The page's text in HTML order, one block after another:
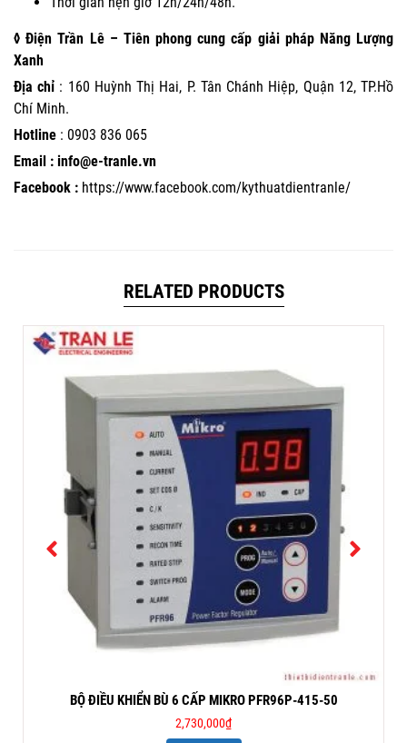
◊ Điện Trần Lê – Tiên phong cung cấp giải pháp Năng Lượng
Xanh
Địa chỉ : 160 Huỳnh Thị Hai, P. Tân Chánh Hiệp, Quận 12, TP.Hồ
Chí Minh.
Hotline : 0903 836 065
Email : info@e-tranle.vn
Facebook : https://www.facebook.com/kythuatdientranle/
RELATED PRODUCTS
BỘ ĐIỀU KHIỂN BÙ 6 CẤP MIKRO PFR96P-415-50
2,730,000₫